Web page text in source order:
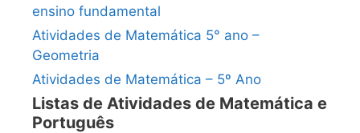
ensino fundamental
Atividades de Matemática 5° ano –
Geometria
Atividades de Matemática – 5º Ano
Listas de Atividades de Matemática e
Português